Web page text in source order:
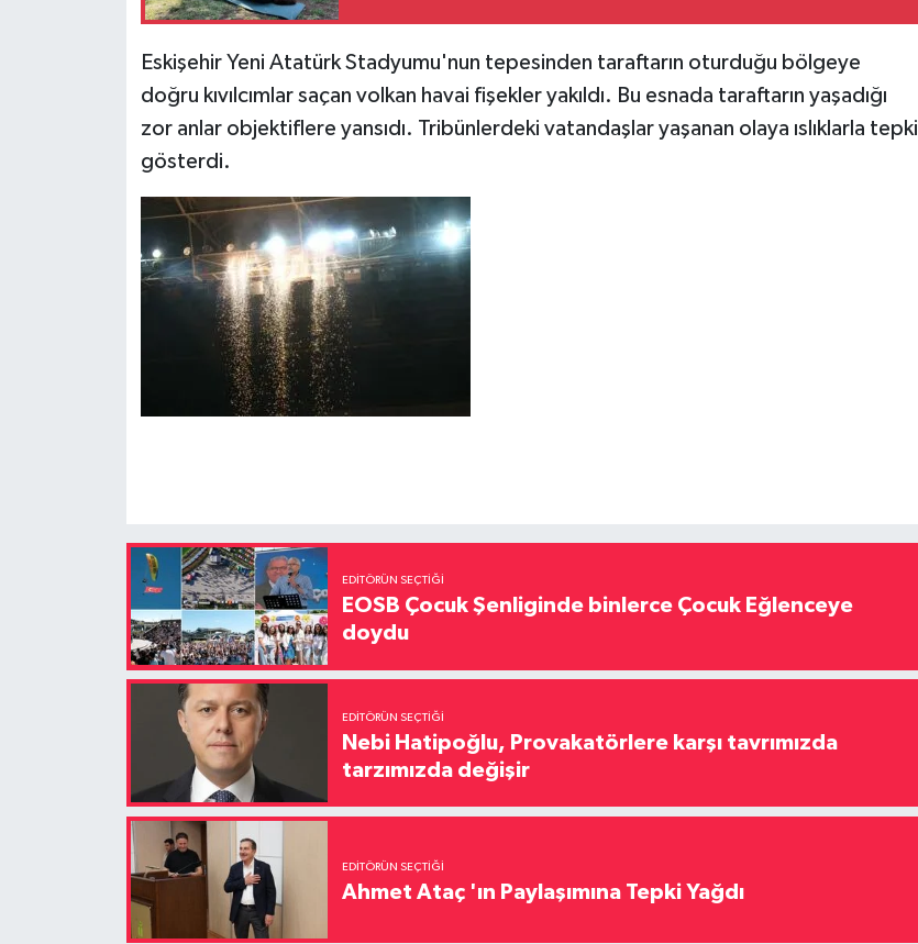
Eskişehir Yeni Atatürk Stadyumu'nun tepesinden taraftarın oturduğu bölgeye
doğru kıvılcımlar saçan volkan havai fişekler yakıldı. Bu esnada taraftarın yaşadığı
zor anlar objektiflere yansıdı. Tribünlerdeki vatandaşlar yaşanan olaya ıslıklarla tepki
gösterdi.
EDITÖRÜN SEÇTIĞI
EOSB Çocuk Şenliginde binlerce Çocuk Eğlenceye
doydu
EDITÖRÜN SEÇTIĞI
Nebi Hatipoğlu, Provakatörlere karşı tavrımızda
tarzımızda değişir
EDITÖRÜN SEÇTIĞI
Ahmet Ataç 'ın Paylaşımına Tepki Yağdı